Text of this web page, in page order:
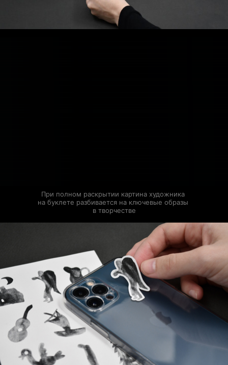
При полном раскрытии картина художника
на буклете разбивается на ключевые образы
в творчестве